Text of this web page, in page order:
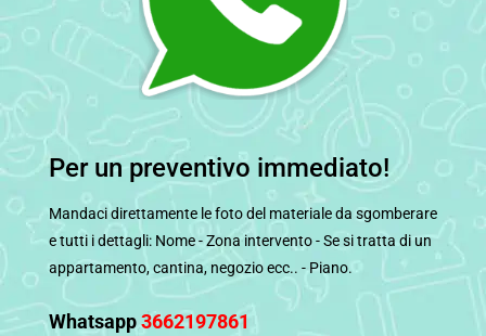
Per un preventivo immediato!
Mandaci direttamente le foto del materiale da sgomberare
e tutti i dettagli: Nome - Zona intervento - Se si tratta di un
appartamento, cantina, negozio ecc.. - Piano.
Whatsapp3662197861